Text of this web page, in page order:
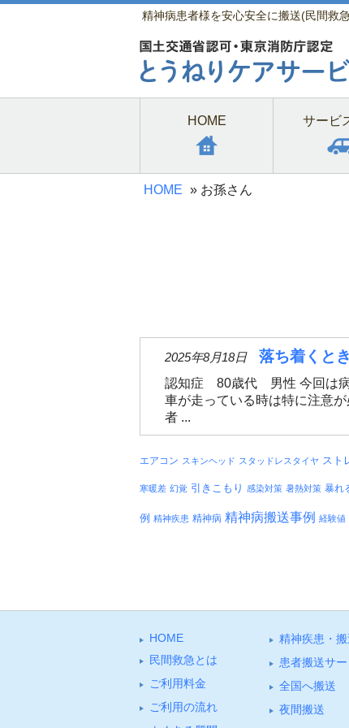
精神病患者様を安心安全に搬送(民間救
HOME サービ
HOME » お孫さん
2025年8月18日 落ち着くと
認知症 80歳代 男性 今回は病
車が走っている時は特に注意
者 ...
エアコン スキンヘッド スタッドレスタイヤ スト
寒暖差 幻覚 引きこもり 感染対策 暑熱対策 暴れ
例 精神疾患 精神病 精神病搬送事例 経験値
HOME
⺠間救急とは
ご利⽤料⾦
ご利⽤の流れ
精神疾患・
患者搬送サー
全国へ搬送
夜間搬送